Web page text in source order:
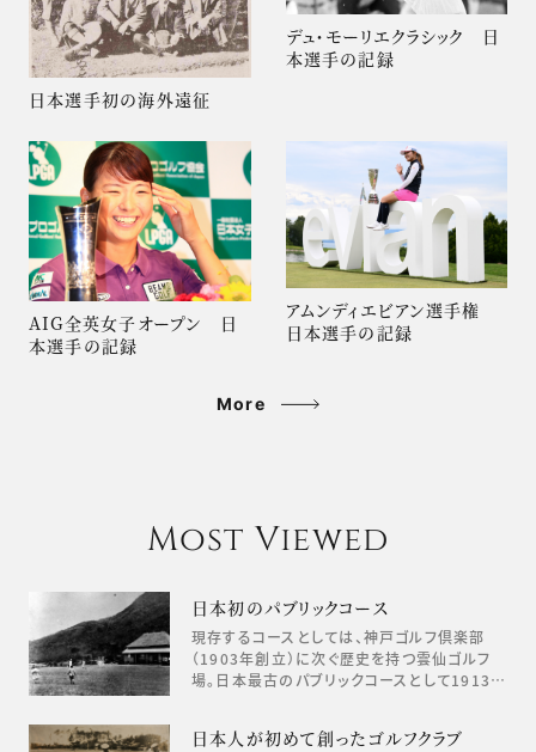
日本選手初の海外遠征
デュ・モーリエクラシック 日
本選手の記録
AIG全英女子オープン 日
本選手の記録
アムンディエビアン選手権
日本選手の記録
More
Most Viewed
日本初のパブリックコース
現存するコースとしては、神戸ゴルフ倶楽部
（1903年創立）に次ぐ歴史を持つ雲仙ゴルフ
場。日本最古のパブリックコースとして1913…
日本人が初めて創ったゴルフクラブ